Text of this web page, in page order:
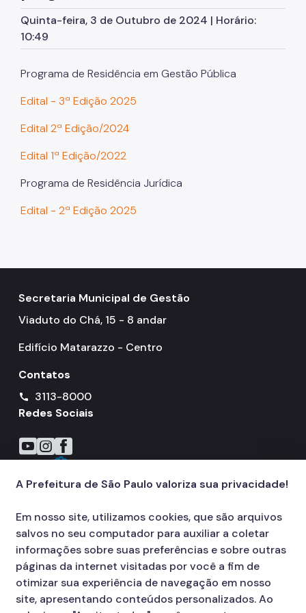
SPusa
Boletim de Ofertas da Administração
Patrimônio Imobiliário Municipal
Portal do Servidor
Concursos Públicos
Estágio
Programa Ressignificando o Trabalho
Pontos de Afeto
Assessoria de Relações de Trabalho
Arquivo Público
Sistema de Arquivos
Diário Oficial da Cidade
Portal de Processos
Parcerias com o Terceiro Setor
Qualificação de OS
Perguntas Frequentes
Saúde do Servidor
Programas de Metas
Quinta-feira, 3 de Outubro de 2024 | Horário:
10:49
Programa de Residência em Gestão Pública
Edital - 3ª Edição 2025
Edital 2ª Edição/2024
Edital 1ª Edição/2022
Programa de Residência Jurídica
Edital - 2ª Edição 2025
Secretaria Municipal de Gestão
Viaduto do Chá, 15 - 8 andar
Edifício Matarazzo - Centro
Contatos
call
3113-8000
Redes Sociais
Icone do YouTube
Icone do Instagram
Icone do Facebook
A Prefeitura de São Paulo valoriza sua privacidade!
Em nosso site, utilizamos cookies, que são arquivos
salvos no seu computador para auxiliar a coletar
informações sobre suas preferências e sobre outras
páginas da internet visitadas por você a fim de
otimizar sua experiência de navegação em nosso
site, apresentando conteúdos personalizados. Ao